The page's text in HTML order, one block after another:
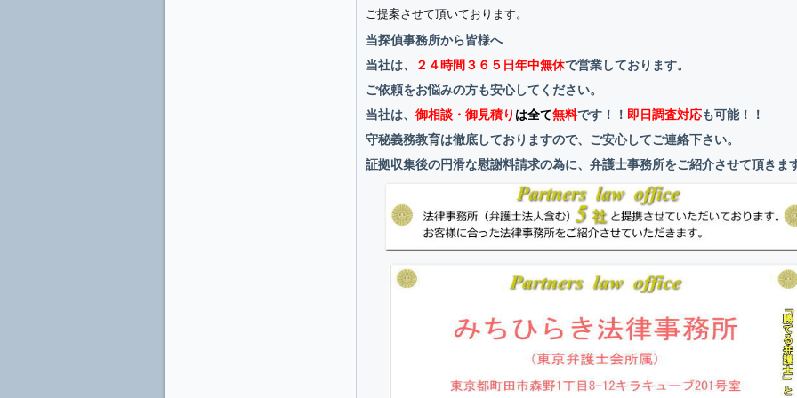
ご提案させて頂いております。
当探偵事務所から皆様へ
当社は、
２４時間３６５日年中無休で営業しております。
ご依頼をお悩みの方も安心してください。
当社は、 御相談・御見積り は全て無料です！！ 即日調査対応も可能！！
守秘義務教育は徹底しておりますので、ご安心してご連絡下さい。
証拠収集後の円滑な慰謝料請求の為に、弁護士事務所をご紹介させて頂きま